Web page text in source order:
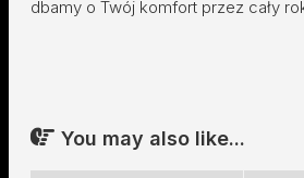
dbamy o Twój komfort przez cały
You may also like...